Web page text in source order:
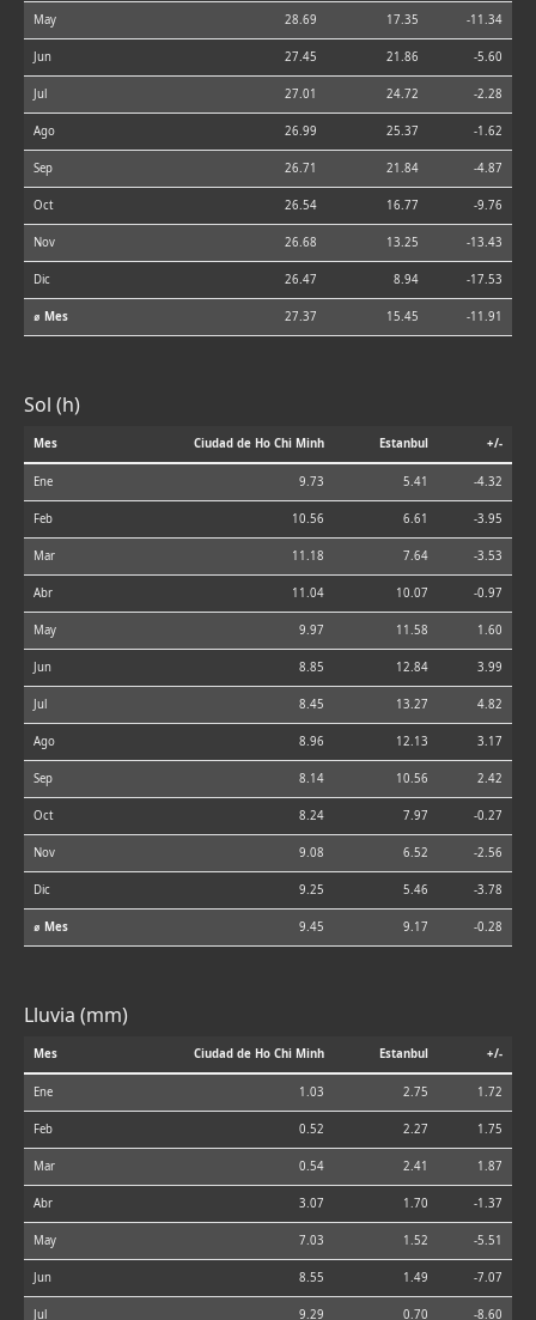
May 28.69 17.35 -11.34
Jun 27.45 21.86 -5.60
Jul 27.01 24.72 -2.28
Ago 26.99 25.37 -1.62
Sep 26.71 21.84 -4.87
Oct 26.54 16.77 -9.76
Nov 26.68 13.25 -13.43
Dic 26.47 8.94 -17.53
⌀ Mes 27.37 15.45 -11.91
Sol (h)
Mes Ciudad de Ho Chi Minh Estanbul +/-
Ene 9.73 5.41 -4.32
Feb 10.56 6.61 -3.95
Mar 11.18 7.64 -3.53
Abr 11.04 10.07 -0.97
May 9.97 11.58 1.60
Jun 8.85 12.84 3.99
Jul 8.45 13.27 4.82
Ago 8.96 12.13 3.17
Sep 8.14 10.56 2.42
Oct 8.24 7.97 -0.27
Nov 9.08 6.52 -2.56
Dic 9.25 5.46 -3.78
⌀ Mes 9.45 9.17 -0.28
Lluvia (mm)
Mes Ciudad de Ho Chi Minh Estanbul +/-
Ene 1.03 2.75 1.72
Feb 0.52 2.27 1.75
Mar 0.54 2.41 1.87
Abr 3.07 1.70 -1.37
May 7.03 1.52 -5.51
Jun 8.55 1.49 -7.07
Jul 9.29 0.70 -8.60